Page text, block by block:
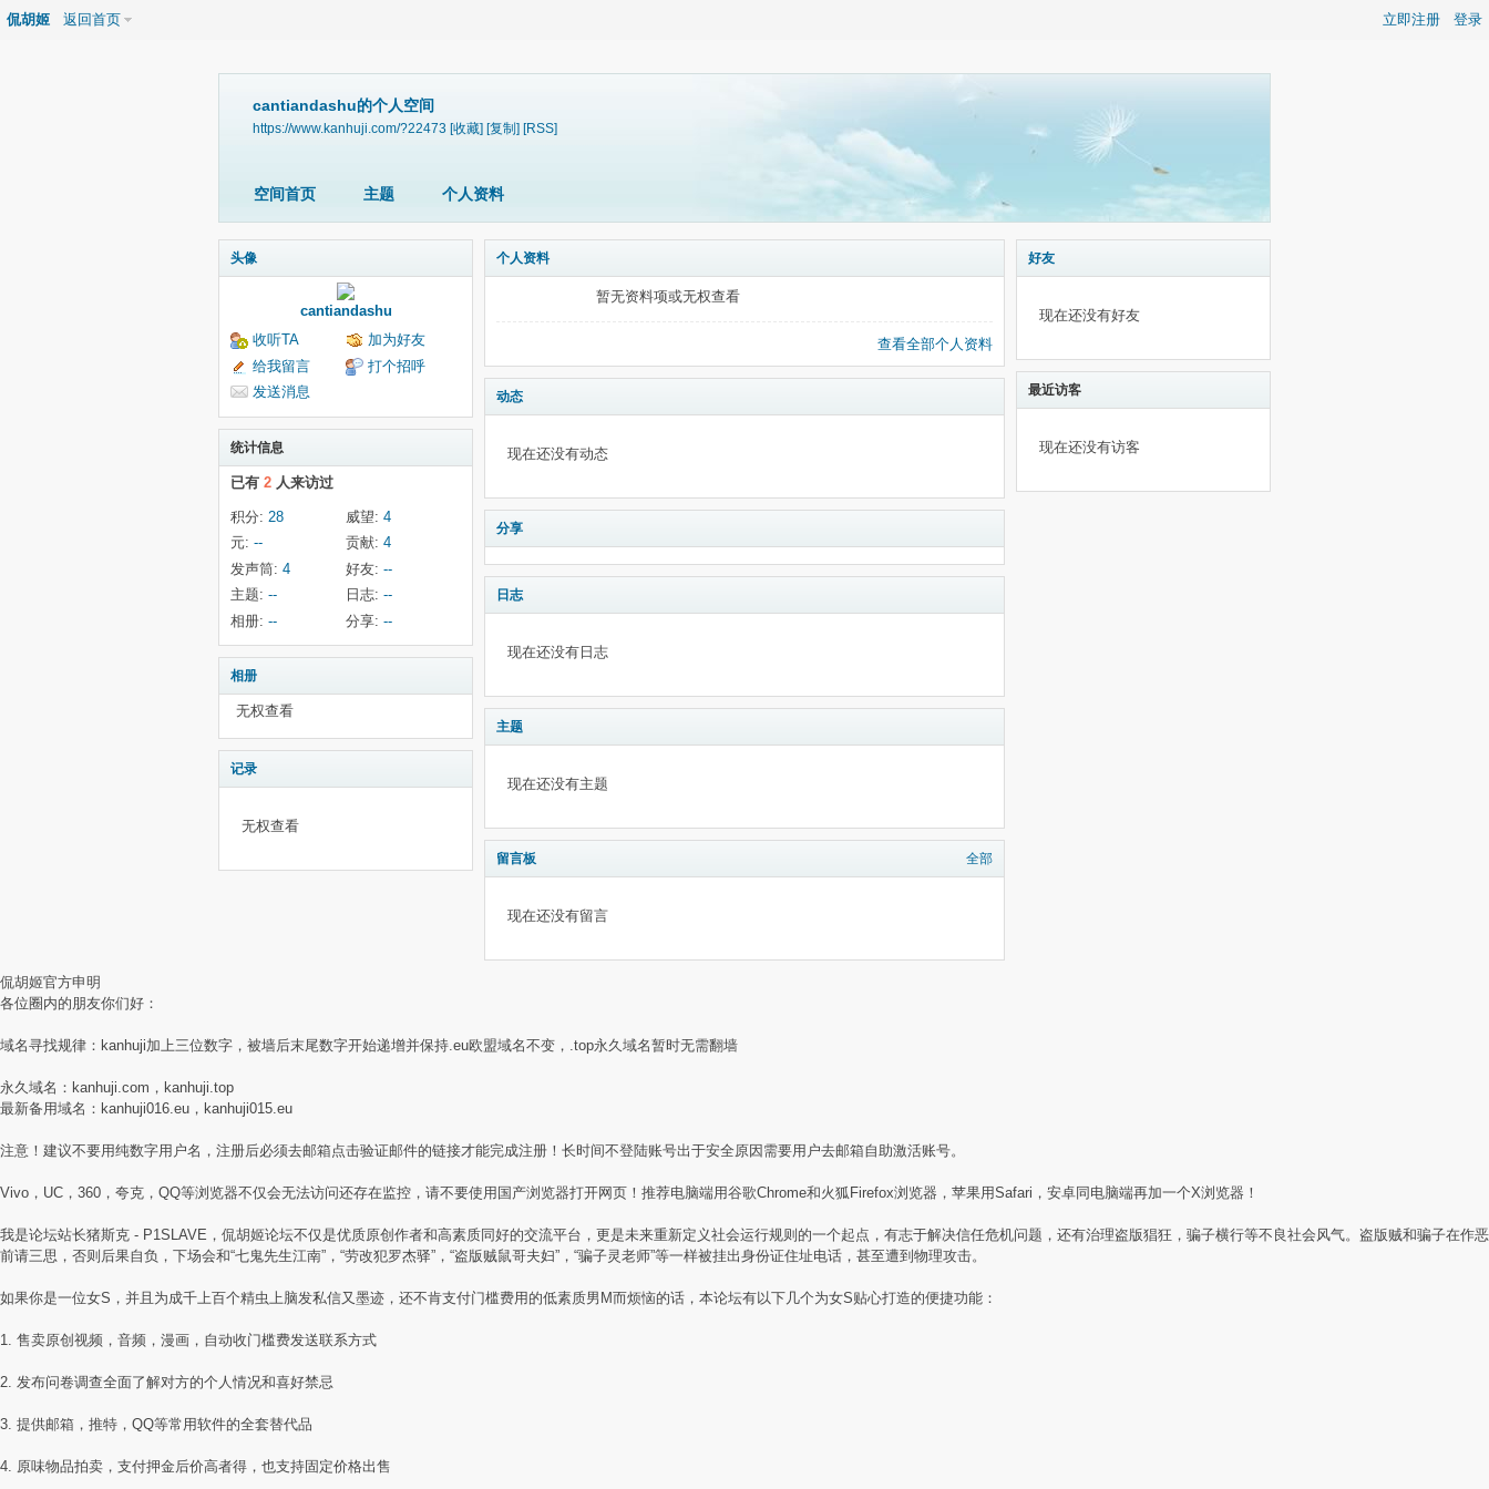
立即注册 登录
侃胡姬 返回首页
cantiandashu的个人空间
https://www.kanhuji.com/?22473 [收藏] [复制] [RSS]
空间首页 主题 个人资料
头像
cantiandashu
收听TA
加为好友
给我留言
打个招呼
发送消息
统计信息
已有 2 人来访过
积分: 28 威望: 4
元: -- 贡献: 4
发声筒: 4 好友: --
主题: -- 日志: --
相册: -- 分享: --
相册
无权查看
记录
无权查看
个人资料
暂无资料项或无权查看
查看全部个人资料
动态
现在还没有动态
分享
日志
现在还没有日志
主题
现在还没有主题
留言板 全部
现在还没有留言
好友
现在还没有好友
最近访客
现在还没有访客
侃胡姬官方申明
各位圈内的朋友你们好：
域名寻找规律：kanhuji加上三位数字，被墙后末尾数字开始递增并保持.eu欧盟域名不变，.top永久域名暂时无需翻墙
永久域名：kanhuji.com，kanhuji.top
最新备用域名：kanhuji016.eu，kanhuji015.eu
注意！建议不要用纯数字用户名，注册后必须去邮箱点击验证邮件的链接才能完成注册！长时间不登陆账号出于安全原因需要用户去邮箱自助激活账号。
Vivo，UC，360，夸克，QQ等浏览器不仅会无法访问还存在监控，请不要使用国产浏览器打开网页！推荐电脑端用谷歌Chrome和火狐Firefox浏览器，苹果用Safari，安卓同电脑端再加一个X浏览器！
我是论坛站长猪斯克 - P1SLAVE，侃胡姬论坛不仅是优质原创作者和高素质同好的交流平台，更是未来重新定义社会运行规则的一个起点，有志于解决信任危机问题，还有治理盗版猖狂，骗子横行等不良社会风气。盗版贼和骗子在作恶
前请三思，否则后果自负，下场会和“七鬼先生江南”，“劳改犯罗杰驿”，“盗版贼鼠哥夫妇”，“骗子灵老师”等一样被挂出身份证住址电话，甚至遭到物理攻击。
如果你是一位女S，并且为成千上百个精虫上脑发私信又墨迹，还不肯支付门槛费用的低素质男M而烦恼的话，本论坛有以下几个为女S贴心打造的便捷功能：
1. 售卖原创视频，音频，漫画，自动收门槛费发送联系方式
2. 发布问卷调查全面了解对方的个人情况和喜好禁忌
3. 提供邮箱，推特，QQ等常用软件的全套替代品
4. 原味物品拍卖，支付押金后价高者得，也支持固定价格出售